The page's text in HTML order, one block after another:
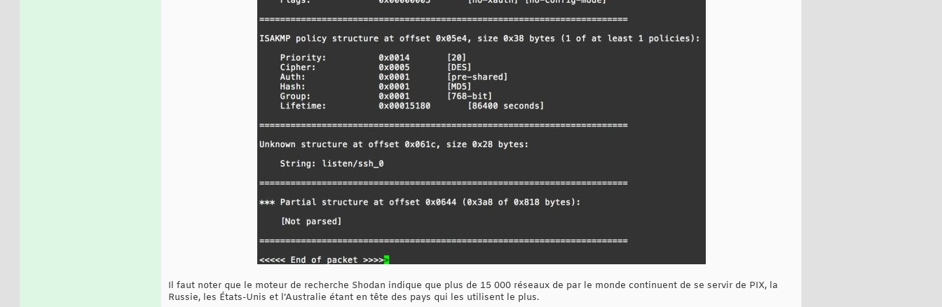
Il faut noter que le moteur de recherche Shodan indique que plus de 15 000 réseaux de par le monde continuent de se servir de PIX, la
Russie, les États-Unis et l’Australie étant en tête des pays qui les utilisent le plus.